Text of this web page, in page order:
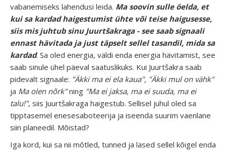
vabanemiseks lahendusi leida. Ma soovin sulle öelda, et
kui sa kardad haigestumist ühte või teise haigusesse,
siis mis juhtub sinu Juurtšakraga - see saab signaali
ennast hävitada ja just täpselt sellel tasandil, mida sa
kardad. Sa oled energia, väldi enda energia hävitamist, see
saab sinule ühel päeval saatuslikuks. Kui Juurtšakra saab
pidevalt signaale: "Äkki ma ei ela kaua", "Äkki mul on vähk"
ja Ma olen nõrk"ning "Ma ei jaksa, ma ei suuda, ma ei
talu!", siis Juurtšakraga haigestub. Sellisel juhul oled sa
tipptasemel enesesaboteerija ja iseenda suurim vaenlane
siin planeedil. Mõistad?
Iga kord, kui sa nii mõtled, tunned ja lased sellel kõigel enda